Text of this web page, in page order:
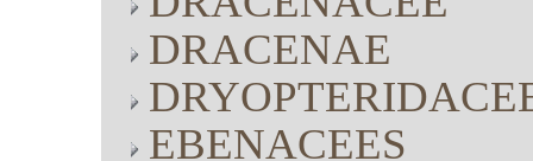
DRACENAE
EBENACEES